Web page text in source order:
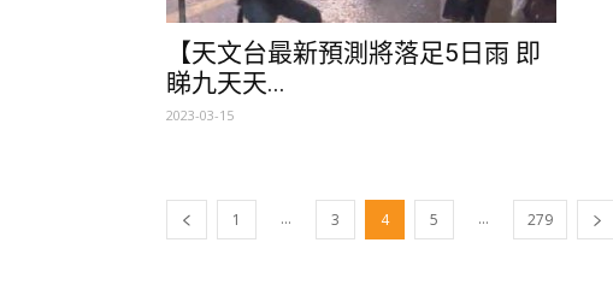
【天文台最新預測將落足5日雨 即
睇九天天...
2023-03-15
1 ... 3 4 5 ... 279